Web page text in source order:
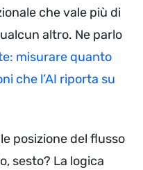
che vale più di
altro. Ne parlo
misurare quanto
che l’AI riporta su
posizione del flusso
sesto? La logica